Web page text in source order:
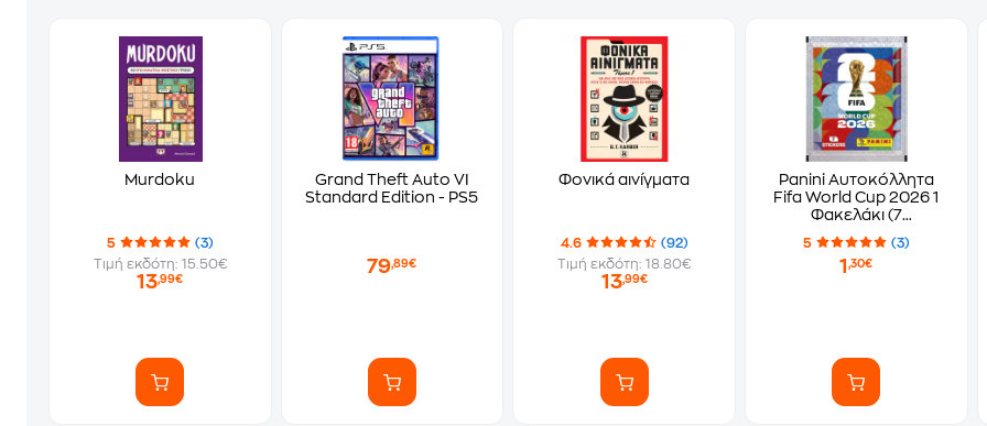
Murdoku
5
(3)
Τιμή εκδότη: 15.50€
13,99€
Grand Theft Auto VI
Standard Edition - PS5
79,89€
Φονικά αινίγματα
4.6
(92)
Τιμή εκδότη: 18.80€
13,99€
Panini Αυτοκόλλητα
Fifa World Cup 2026 1
Φακελάκι (7
Αυτοκόλλητα)
5 (3)
1,30€